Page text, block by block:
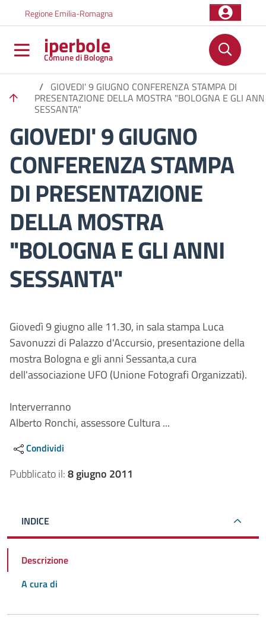
Regione Emilia-Romagna
iperbole
Comune di Bologna
/ GIOVEDI' 9 GIUGNO CONFERENZA STAMPA DI
PRESENTAZIONE DELLA MOSTRA "BOLOGNA E GLI
SESSANTA"
GIOVEDI' 9 GIUGNO
CONFERENZA STAMPA
DI PRESENTAZIONE
DELLA MOSTRA
"BOLOGNA E GLI ANNI
SESSANTA"
Giovedì 9 giugno alle 11.30, in sala stampa Luca
Savonuzzi di Palazzo d'Accursio, presentazione della
mostra Bologna e gli anni Sessanta,a cura
dell'associazione UFO (Unione Fotografi Organizzati).
Interverranno
Alberto Ronchi, assessore Cultura ...
Condividi
Pubblicato il:8 giugno 2011
INDICE
Descrizione
A cura di